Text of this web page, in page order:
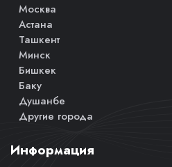
Москва
Астана
Ташкент
Минск
Бишкек
Баку
Душанбе
Другие города
Информация